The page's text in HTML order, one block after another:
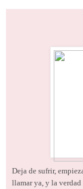
Deja de sufrir,
llamar ya, y la verdad